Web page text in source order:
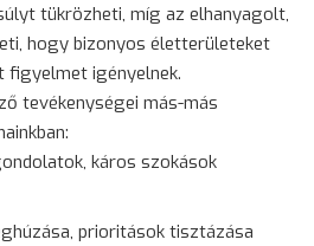
tükrözheti, míg az elhanyagolt,
hogy bizonyos életterületeket
figyelmet igényelnek.
tevékenységei más-más
káros szokások
prioritások tisztázása